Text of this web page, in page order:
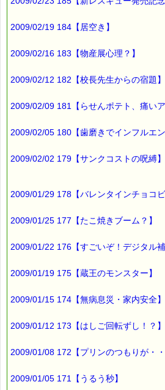
2009/02/19 184【居空き】
2009/02/16 183【物産展心理？】
2009/02/12 182【校長先生からの宿題】
2009/02/09 181【らせんポテト、痛いア
2009/02/05 180【歯磨きでインフルエン
2009/02/02 179【サンクコストの呪縛】
2009/01/29 178【バレンタインチョコビ
2009/01/25 177【たこ焼きブーム？】
2009/01/22 176【すごいぞ！デジタル補
2009/01/19 175【蔵王のモンスター】
2009/01/15 174【無病息災・家内安全】
2009/01/12 173【はしご回転ずし！？】
2009/01/08 172【プリンのつもりが・・
2009/01/05 171【うるう秒】